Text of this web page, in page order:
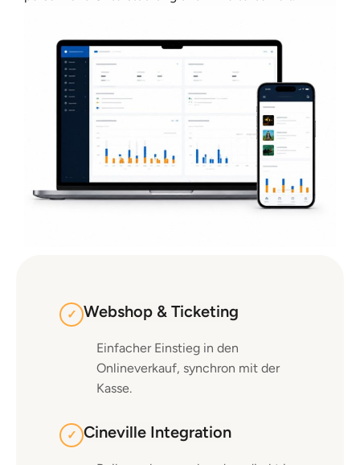
✓ Webshop & Ticketing
Einfacher Einstieg in den
Onlineverkauf, synchron mit der
Kasse.
✓ Cineville Integration